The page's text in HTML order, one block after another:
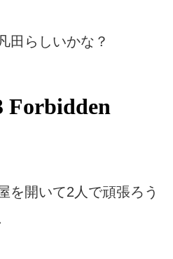
田らしいかな？
を開いて2人で頑張ろう